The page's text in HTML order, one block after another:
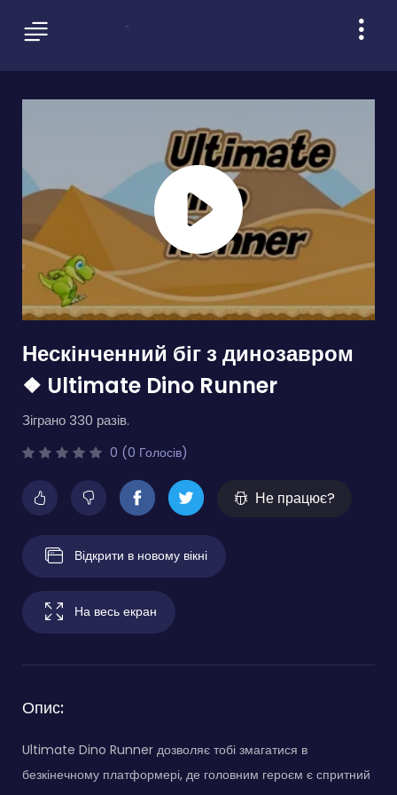
Нескінченний біг з динозавром
❖ Ultimate Dino Runner
Зіграно 330 разів.
0 (0 Голосів)
Не працює?
Відкрити в новому вікні
На весь екран
Опис:
Ultimate Dino Runner дозволяє тобі змагатися в
безкінечному платформері, де головним героєм є спритний